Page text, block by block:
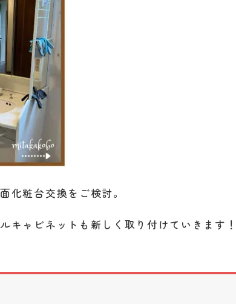
化粧台交換をご検討。
キャビネットも新しく取り付けていきます！